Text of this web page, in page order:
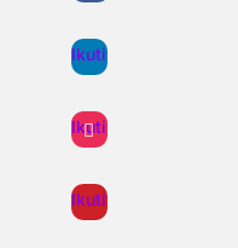
Ikuti
Ikuti
Ikuti